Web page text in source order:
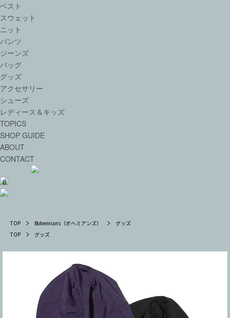
ベスト
スウェット
ニット
パンツ
ジーンズ
バッグ
グッズ
アクセサリー
シューズ
レディース＆キッズ
TOPICS
SHOP GUIDE
ABOUT
CONTACT
0
TOP Bohemians（ボヘミアンズ）
グッズ
TOP
グッズ